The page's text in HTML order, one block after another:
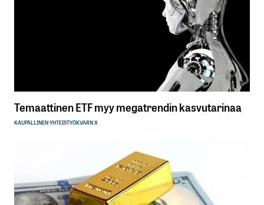
Temaattinen ETF myy megatrendin kasvutarinaa
KAUPALLINEN YHTEISTYÖKVARN X